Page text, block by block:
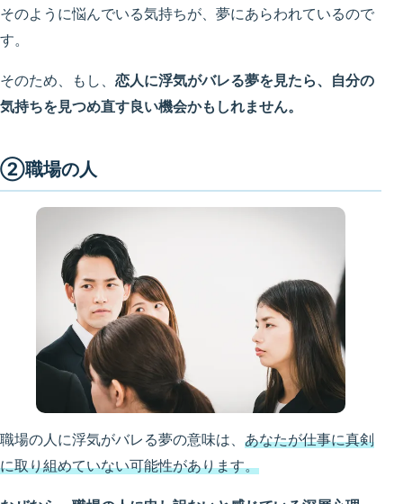
そのように悩んでいる気持ちが、夢にあらわれているので
す。
そのため、もし、 恋人に浮気がバレる夢を見たら、自分の
気持ちを見つめ直す良い機会かもしれません。
②職場の人
職場の人に浮気がバレる夢の意味は、 あなたが仕事に真剣
に取り組めていない可能性があります。